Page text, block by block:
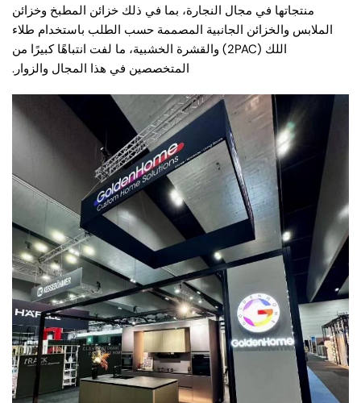
منتجاتها في مجال النجارة، بما في ذلك خزائن المطبخ وخزائن
الملابس والخزائن الجانبية المصممة حسب الطلب باستخدام طلاء
اللك (2PAC) والقشرة الخشبية، ما لفت انتباهًا كبيرًا من
المتخصصين في هذا المجال والزوار.